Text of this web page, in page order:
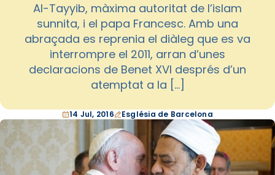
Al-Tayyib, màxima autoritat de l’islam
sunnita, i el papa Francesc. Amb una
abraçada es reprenia el diàleg que es va
interrompre el 2011, arran d’unes
declaracions de Benet XVI després d’un
atemptat a la […]
14 Jul, 2016 Església de Barcelona